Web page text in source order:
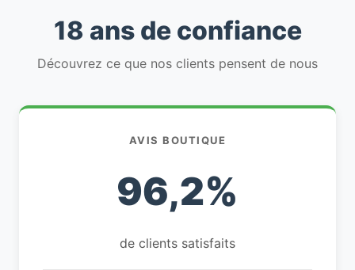
18 ans de confiance
Découvrez ce que nos clients pensent de nous
AVIS BOUTIQUE
96,2%
de clients satisfaits